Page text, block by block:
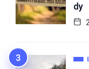
dy